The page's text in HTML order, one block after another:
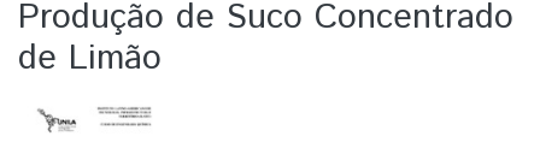
Statistics
Produção de Suco Concentrado
de Limão